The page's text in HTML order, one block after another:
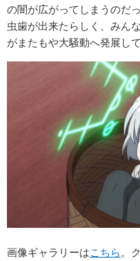
の闇が広がってしまうのだ
虫歯が出来たらしく、みん
がまたもや大騒動へ発展し
画像ギャラリーはこちら 。